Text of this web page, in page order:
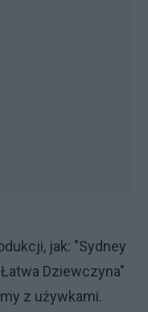
jak: "Sydney
Dziewczyna"
z używkami.